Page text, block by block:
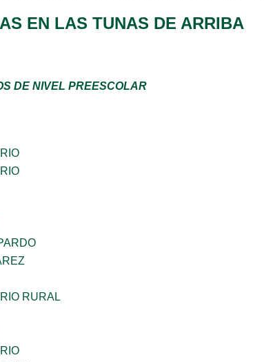
EN LAS TUNAS DE ARRIBA
DE NIVEL PREESCOLAR
RURAL